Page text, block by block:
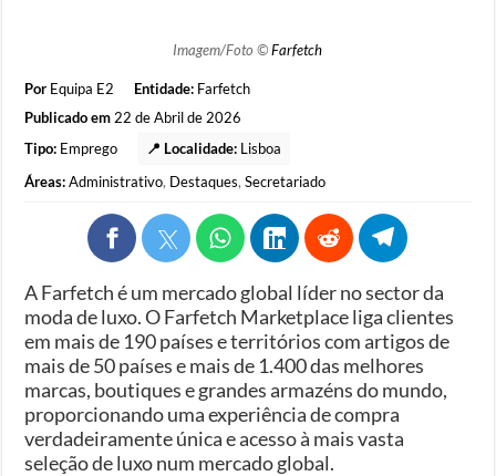
Imagem/Foto ©Farfetch
Por Equipa E2 Entidade: Farfetch
Publicado em 22 de Abril de 2026
Tipo: Emprego 📍 Localidade: Lisboa
Áreas: Administrativo, Destaques,Secretariado
A Farfetch é um mercado global líder no sector da
moda de luxo. O Farfetch Marketplace liga clientes
em mais de 190 países e territórios com artigos de
mais de 50 países e mais de 1.400 das melhores
marcas, boutiques e grandes armazéns do mundo,
proporcionando uma experiência de compra
verdadeiramente única e acesso à mais vasta
seleção de luxo num mercado global.